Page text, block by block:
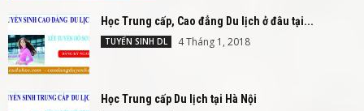
Học Trung cấp, Cao đẳng Du lịch ở đâu tại...
TUYỂN SINH DL 4 Tháng 1, 2018
Học Trung cấp Du lịch tại Hà Nội